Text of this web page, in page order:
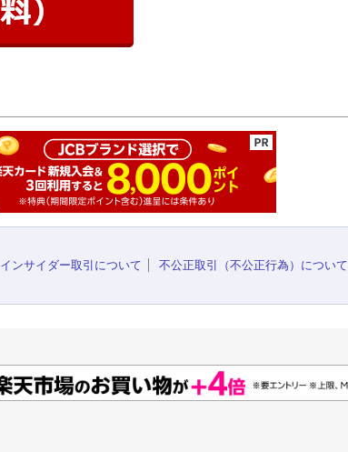
インサイダー取引について
不公正取引（不公正行為）について